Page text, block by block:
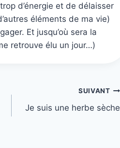
d’énergie et de délaisser
éléments de ma vie)
Et jusqu’où sera la
retrouve élu un jour…)
SUIVANT
Je suis une herbe sèche